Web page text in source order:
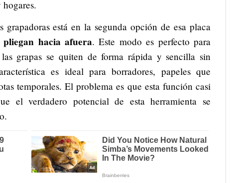
está en la segunda opción de esa placa
hacia afuera. Este modo es perfecto para
grapas se quiten de forma rápida y sencilla sin
es ideal para borradores, papeles que
temporales. El problema es que esta función casi
el verdadero potencial de esta herramienta se